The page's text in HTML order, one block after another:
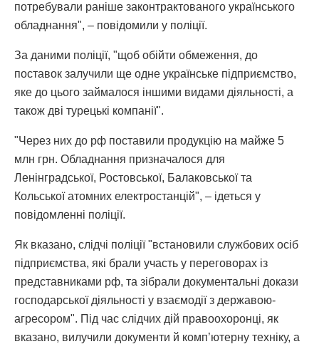
потребували раніше законтрактованого українського
обладнання", – повідомили у поліції.
За даними поліції, "щоб обійти обмеження, до
поставок залучили ще одне українське підприємство,
яке до цього займалося іншими видами діяльності, а
також дві турецькі компанії".
"Через них до рф поставили продукцію на майже 5
млн грн. Обладнання призначалося для
Ленінградської, Ростовської, Балаковської та
Кольської атомних електростанцій", – ідеться у
повідомленні поліції.
Як вказано, слідчі поліції "встановили службових осіб
підприємства, які брали участь у переговорах із
представниками рф, та зібрали документальні докази
господарської діяльності у взаємодії з державою-
агресором". Під час слідчих дій правоохоронці, як
вказано, вилучили документи й комп’ютерну техніку, а